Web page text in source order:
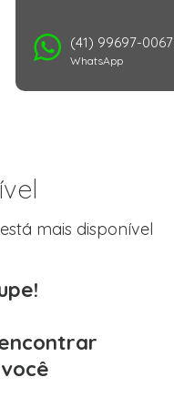
(41) 99697-0067
WhatsApp
mais disponível